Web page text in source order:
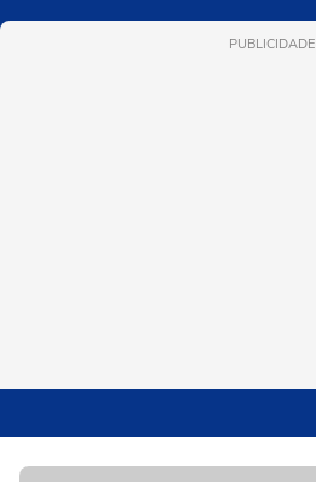
PUBLICIDADE